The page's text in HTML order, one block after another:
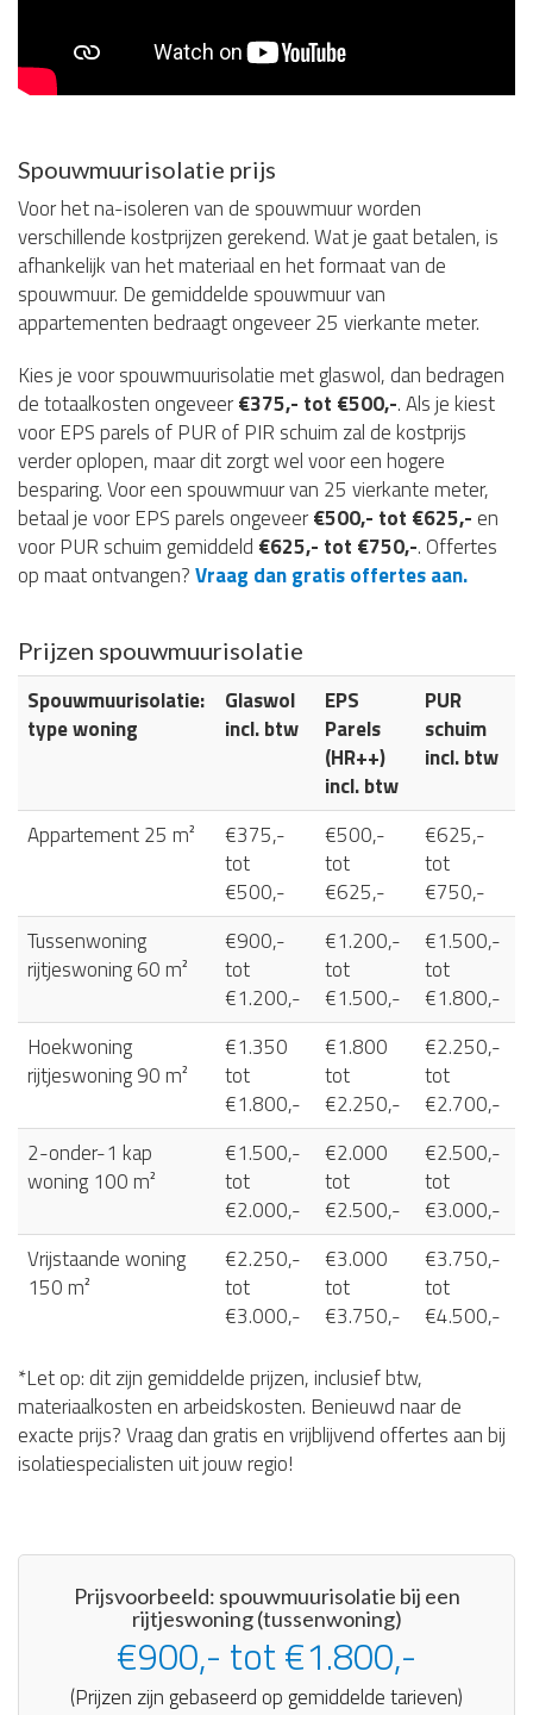
Spouwmuurisolatie prijs
Voor het na-isoleren van de spouwmuur worden
verschillende kostprijzen gerekend. Wat je gaat betalen, is
afhankelijk van het materiaal en het formaat van de
spouwmuur. De gemiddelde spouwmuur van
appartementen bedraagt ongeveer 25 vierkante meter.
Kies je voor spouwmuurisolatie met glaswol, dan bedragen
de totaalkosten ongeveer€375,- tot €500,-. Als je kiest
voor EPS parels of PUR of PIR schuim zal de kostprijs
verder oplopen, maar dit zorgt wel voor een hogere
besparing. Voor een spouwmuur van 25 vierkante meter,
betaal je voor EPS parels ongeveer€500,- tot €625,- en
voor PUR schuim gemiddeld €625,- tot €750,-. Offertes
op maat ontvangen?Vraag dan gratis offertes aan.
Prijzen spouwmuurisolatie
Spouwmuurisolatie:
type woning
Glaswol
incl. btw
EPS
Parels
(HR++)
incl. btw
PUR
schuim
incl. btw
Appartement 25 m²
€375,-
tot
€500,-
€500,-
tot
€625,-
€625,-
tot
€750,-
Tussenwoning
rijtjeswoning 60 m²
€900,-
tot
€1.200,-
€1.200,-
tot
€1.500,-
€1.500,-
tot
€1.800,-
Hoekwoning
rijtjeswoning 90 m²
€1.350
tot
€1.800,-
€1.800
tot
€2.250,-
€2.250,-
tot
€2.700,-
2-onder-1 kap
woning 100 m²
€1.500,-
tot
€2.000,-
€2.000
tot
€2.500,-
€2.500,-
tot
€3.000,-
Vrijstaande woning
150 m²
€2.250,-
tot
€3.000,-
€3.000
tot
€3.750,-
€3.750,-
tot
€4.500,-
*Let op: dit zijn gemiddelde prijzen, inclusief btw,
materiaalkosten en arbeidskosten. Benieuwd naar de
exacte prijs? Vraag dan gratis en vrijblijvend offertes aan bij
isolatiespecialisten uit jouw regio!
Prijsvoorbeeld: spouwmuurisolatie bij een
rijtjeswoning (tussenwoning)
€900,- tot €1.800,-
(Prijzen zijn gebaseerd op gemiddelde tarieven)